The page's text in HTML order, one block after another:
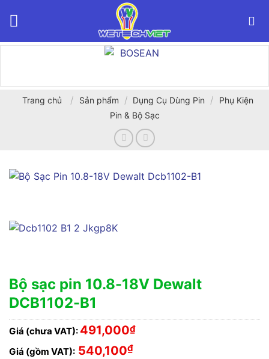
Trang chủ / Sản phẩm / Dụng Cụ Dùng Pin /
Phụ Kiện
Pin & Bộ Sạc
Bộ sạc pin 10.8-18V Dewalt
DCB1102-B1
Giá (chưa VAT): 491,000₫
Giá (gồm VAT): 540,100₫